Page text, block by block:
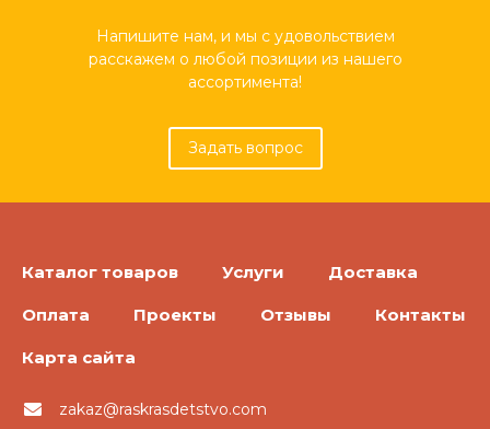
Напишите нам, и мы с удовольствием
расскажем о любой позиции из нашего
ассортимента!
Задать вопрос
Каталог товаров Услуги Доставка
Оплата Проекты Отзывы Контакты
Карта сайта
zakaz@raskrasdetstvo.com